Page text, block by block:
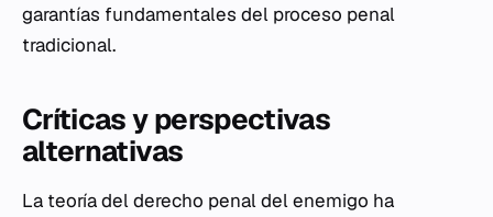
garantías fundamentales del proceso penal
tradicional.
Críticas y perspectivas
alternativas
La teoría del derecho penal del enemigo ha